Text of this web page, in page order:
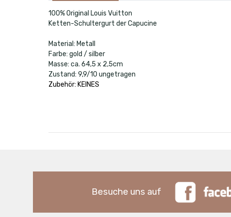
100% Original Louis Vuitton
Ketten-Schultergurt der Capucine
Material: Metall
Farbe: gold / silber
Masse: ca. 64,5 x 2,5cm
Zustand: 9,9/10 ungetragen
Zubehör: KEINES
Besuche uns auf